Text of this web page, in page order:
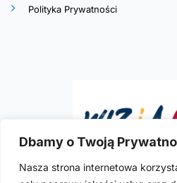
Dbamy o Twoją
Nasza strona internetowa
Polityka Prywatności